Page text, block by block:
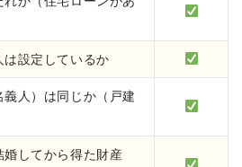
設定しているか
人）は同じか（戸建
してから得た財産